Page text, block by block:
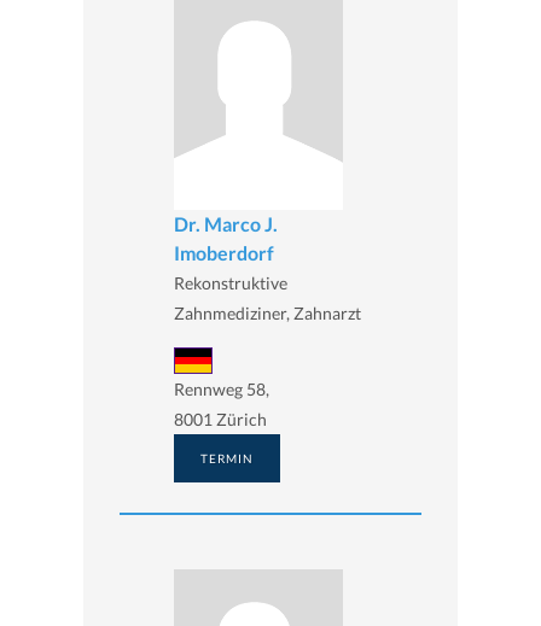
Dr. Marco J.
Imoberdorf
Rekonstruktive
Zahnmediziner, Zahnarzt
Rennweg 58,
8001 Zürich
TERMIN